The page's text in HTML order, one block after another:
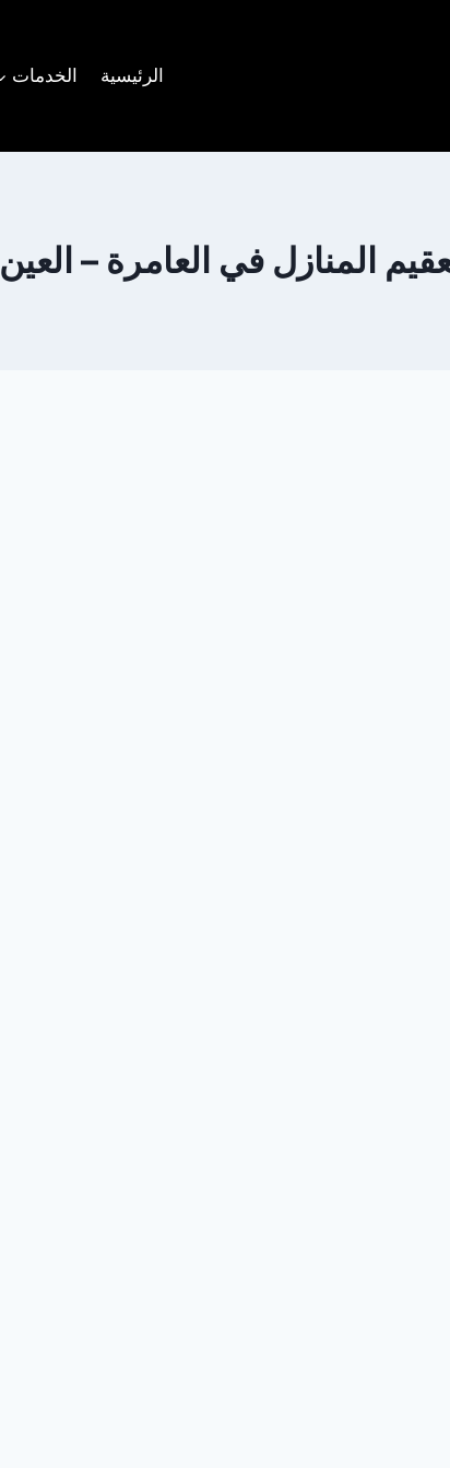
الرئيسية الخدمات
المنازل في العامرة – العين